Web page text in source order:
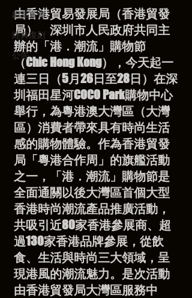
劇集宣傳
經典復刻
公告
由香港貿易發展局（香港貿發
局）、深圳市人民政府共同主
辦的「港．潮流」購物節
（Chic Hong Kong），今天起一
連三日（5月26日至28日）在深
圳福田星河COCO Park購物中心
舉行，為粵港澳大灣區（大灣
區）消費者帶來具有時尚生活
感的購物體驗。作為香港貿發
局「粵港合作周」的旗艦活動
之一，「港．潮流」購物節是
全面通關以後大灣區首個大型
香港時尚潮流產品推廣活動，
共吸引近80家香港參展商、超
過130家香港品牌參展，從飲
食、生活與時尚三大領域，呈
現港風的潮流魅力。是次活動
由香港貿發局大灣區服務中